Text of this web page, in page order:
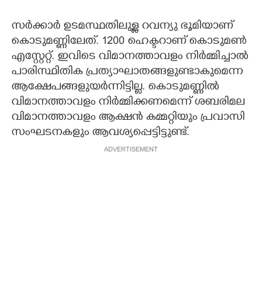
സർക്കാർ ഉടമസ്ഥതിലുള്ള റവന്യു ഭൂമിയാണ്
കൊടുമണ്ണിലേത്. 1200 ഹെക്ടറാണ് കൊടുമൺ
എസ്റ്റേറ്റ്. ഇവിടെ വിമാനത്താവളം നിർമ്മിച്ചാൽ
പാരിസ്ഥിതിക പ്രത്യാഘാതങ്ങളുണ്ടാകുമെന്ന
ആക്ഷേപങ്ങളുയർന്നിട്ടില്ല. കൊടുമണ്ണിൽ
വിമാനത്താവളം നിർമ്മിക്കണമെന്ന് ശബരിമല
വിമാനത്താവളം ആക്ഷൻ കമ്മറ്റിയും പ്രവാസി
സംഘടനകളും ആവശ്യപ്പെട്ടിട്ടുണ്ട്.
ADVERTISEMENT